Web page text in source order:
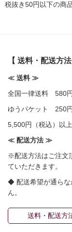
税抜き50円以下の商
【 送料・配送方
≪ 送料 ≫
全国一律送料 580円
ゆうパケット 250
5,500円（税込）以
≪ 配送方法 ≫
※配送方法はご注文
ていただきます。
◆ 配送希望が通らな
ん。
送料・配送方